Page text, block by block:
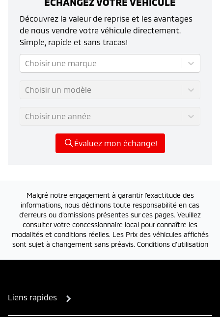
Découvrez la valeur de reprise et les avantages
de nous vendre votre véhicule directement.
Simple, rapide et sans tracas!
Choisir une marque
Choisir un modèle
Choisir une année
Évaluez mon échange!
Malgré notre engagement à garantir l'exactitude des
informations, nous déclinons toute responsabilité en cas
d'erreurs ou d'omissions présentes sur ces pages. Veuillez
consulter votre concessionnaire local pour connaître les
modalités et conditions réelles. Les Prix des véhicules affichés
sont sujet à changement sans préavis. Conditions d'utilisation
Liens rapides